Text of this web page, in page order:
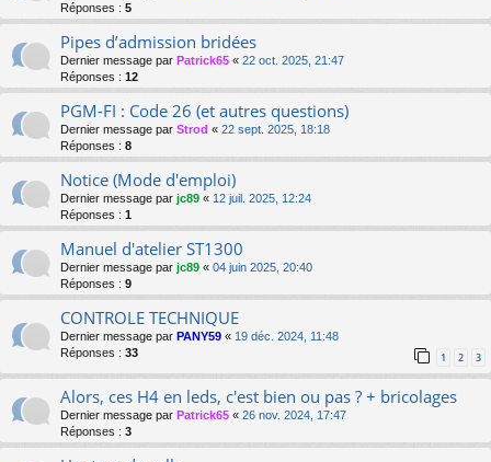
Réponses : 5
Pipes d’admission bridées
Dernier message par Patrick65 « 22 oct. 2025, 21:47
Réponses : 12
PGM-FI : Code 26 (et autres questions)
Dernier message par Strod « 22 sept. 2025, 18:18
Réponses : 8
Notice (Mode d'emploi)
Dernier message par jc89 « 12 juil. 2025, 12:24
Réponses : 1
Manuel d'atelier ST1300
Dernier message par jc89 « 04 juin 2025, 20:40
Réponses : 9
CONTROLE TECHNIQUE
Dernier message par PANY59 « 19 déc. 2024, 11:48
Réponses : 33 1 2 3
Alors, ces H4 en leds, c'est bien ou pas ? + bricolages
Dernier message par Patrick65 « 26 nov. 2024, 17:47
Réponses : 3